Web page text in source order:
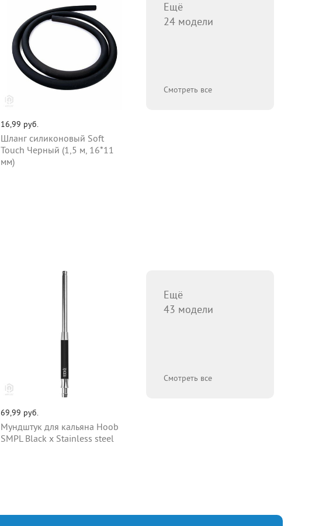
16,99 руб.
Шланг силиконовый Soft
Touch Черный (1,5 м, 16*11
мм)
Ещё
24 модели
Смотреть все
69,99 руб.
Мундштук для кальяна Hoob
SMPL Black x Stainless steel
Ещё
43 модели
Смотреть все